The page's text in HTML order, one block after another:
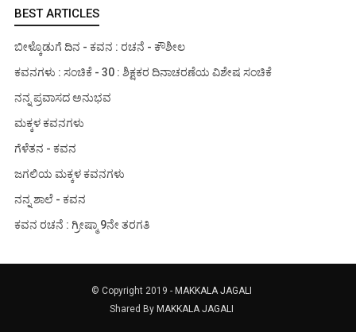
BEST ARTICLES
ಬೀಳ್ಕೊಡುಗೆ ದಿನ - ಕವನ : ರಚನೆ - ಕೌಶೀಲ
ಕವನಗಳು : ಸಂಚಿಕೆ - 30 : ಶಿಕ್ಷಕರ ದಿನಾಚರಣೆಯ ವಿಶೇಷ ಸಂಚಿಕೆ
ನನ್ನ ಪ್ರವಾಸದ ಅನುಭವ
ಮಕ್ಕಳ ಕವನಗಳು
ಗೆಳೆತನ - ಕವನ
ಜಗಲಿಯ ಮಕ್ಕಳ ಕವನಗಳು
ನನ್ನ ಶಾಲೆ - ಕವನ
ಕವನ ರಚನೆ : ಗ್ರೀಷ್ಮಾ 9ನೇ ತರಗತಿ
© Copyright 2019 - MAKKALA JAGALI
Shared By MAKKALA JAGALI